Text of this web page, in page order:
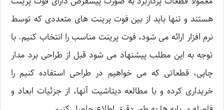
هستند و تنها باید از بین فوت پرینت های متعددی که توسط
نرم افزار ارائه می شود، فوت پرینت مناسب را انتخاب کنیم. با
توجه به این مطلب پیشنهاد می شود قبل از طراحی برد مدار
چاپی، قطعاتی که می خواهیم در طراحی استفاده کنیم را
خریداری کرده و با مطالعه دیتاشیت آنها، از جزئیات ابعاد و